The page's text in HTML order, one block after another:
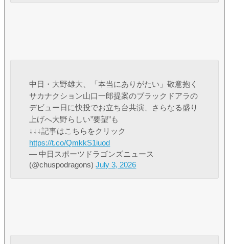
中日・大野雄大、「本当にありがたい」敬意抱く
サカナクション山口一郎提案のブラックドアラの
デビュー日に快投でお立ち台共演、さらなる盛り
上げへ大野らしい”要望”も
↓↓↓記事はこちらをクリック
https://t.co/QmkkS1iuod
— 中日スポーツドラゴンズニュース
(@chuspodragons)July 3, 2026